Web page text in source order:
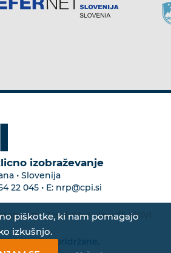
piškotke, ki nam pomagajo
izkušnjo.
izobraževanje
• Slovenija
22 045 • E: nrp@cpi.si
•Zasebnost •Izvedba KIVI
Vse pravice pridržane.